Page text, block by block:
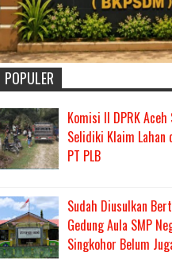
POPULER
Komisi II DPRK
Selidiki Klaim Lahan
PT PLB
Sudah Diusulkan
Gedung Aula SMP
Singkohor Belum